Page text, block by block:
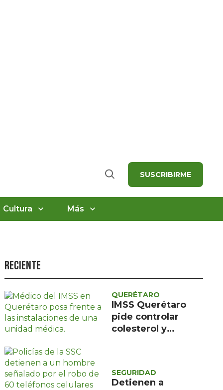
Buscar SUSCRIBIRME
Cultura Más
Política
Turismo
Asuntos Sociales
Opinión
Reciente
QUERÉTARO
IMSS Querétaro
pide controlar
colesterol y
SEGURIDAD
Detienen a